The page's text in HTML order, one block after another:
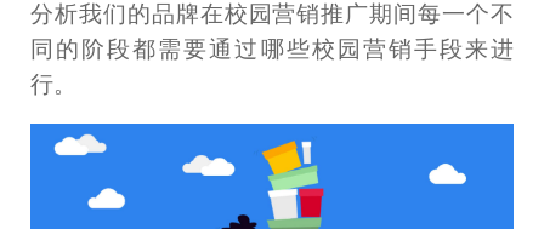
分析我们的品牌在校园营销推广期间每一个不
同的阶段都需要通过哪些校园营销手段来进
行。